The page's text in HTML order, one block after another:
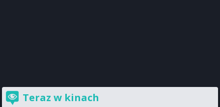
Teraz w kinach